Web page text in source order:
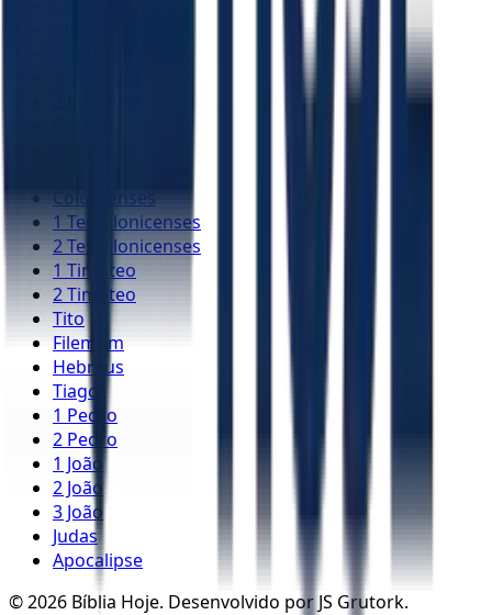
Colossenses
1 Tessalonicenses
2 Tessalonicenses
1 Timóteo
2 Timóteo
Tito
Filemom
Hebreus
Tiago
1 Pedro
2 Pedro
1 João
2 João
3 João
Judas
Apocalipse
©2026 Bíblia Hoje. Desenvolvido por JS Grutork.